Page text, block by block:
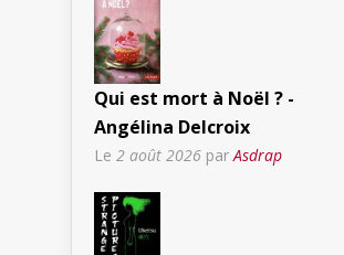
Qui est mort à Noël ? -
Angélina Delcroix
Le 2 août 2026 par Asdrap